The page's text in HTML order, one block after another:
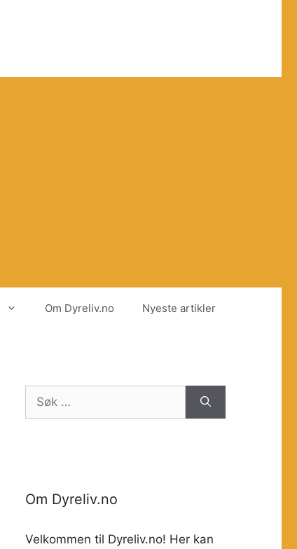
Om Dyreliv.no Nyeste artikler
Søk
etter:
Om Dyreliv.no
Velkommen til Dyreliv.no! Her kan